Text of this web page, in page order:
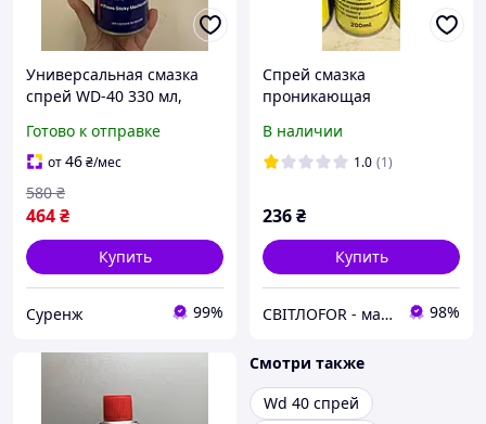
Универсальная смазка
спрей WD-40 330 мл,
защита от коррозии
Готово к отправке
от46₴/мес
464₴
580 ₴
Купить
Суренж 99%
Спрей смазка
проникающая
В наличии
1.0 (1)
236₴
Купить
СВІТЛОFOR - магазин автомобільних лакофарбових матеріалів та супутнього товару для ремонту авто. 98%
Смотри также
Wd 40 спрей